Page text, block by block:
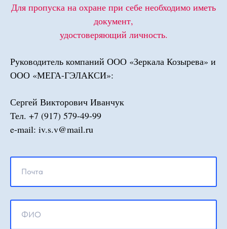
Для пропуска на охране при себе необходимо иметь
документ,
удостоверяющий личность.
Руководитель компаний ООО «Зеркала Козырева» и
ООО «МЕГА-ГЭЛАКСИ»:
Сергей Викторович Иванчук
Тел. +7 (917) 579-49-99
e-mail: iv.s.v@mail.ru